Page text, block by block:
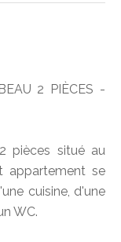
2 PIÈCES -
pièces situé au
appartement se
cuisine, d'une
WC.